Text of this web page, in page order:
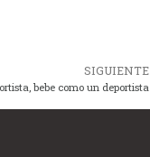
SIGUIENTE
bebe como un deportista